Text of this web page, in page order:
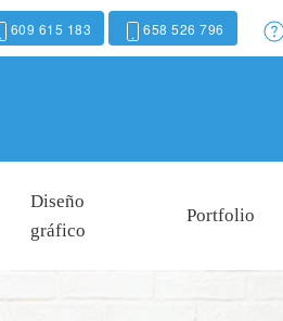
609 615 183 658 526 796
Diseño
gráfico
Portfolio